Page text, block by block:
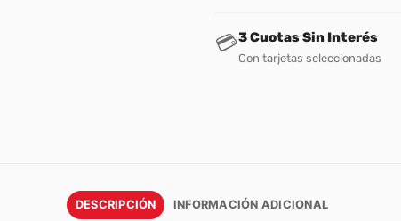
💳3 Cuotas Sin Interés
Con tarjetas seleccionadas
DESCRIPCIÓN INFORMACIÓN ADICIONAL